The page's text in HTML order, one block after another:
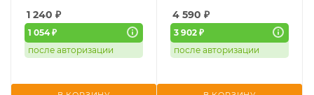
1 240 ₽
1 054 ₽
после авторизации
4 590 ₽
3 902 ₽
после авторизации